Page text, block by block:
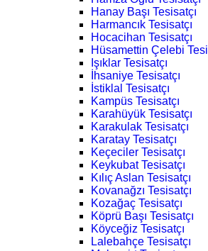
Hanay Başı Tesisatçı
Harmancık Tesisatçı
Hocacihan Tesisatçı
Hüsamettin Çelebi
Işıklar Tesisatçı
İhsaniye Tesisatçı
İstiklal Tesisatçı
Kampüs Tesisatçı
Karahüyük Tesisatçı
Karakulak Tesisatçı
Karatay Tesisatçı
Keçeciler Tesisatçı
Keykubat Tesisatçı
Kılıç Aslan Tesisatçı
Kovanağzı Tesisatçı
Kozağaç Tesisatçı
Köprü Başı Tesisatçı
Köyceğiz Tesisatçı
Lalebahçe Tesisatçı